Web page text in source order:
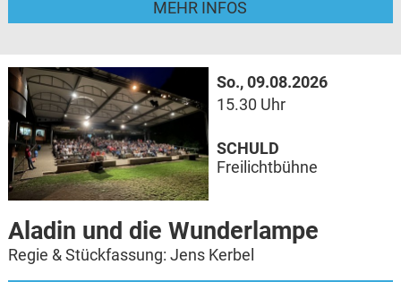
MEHR INFOS
So., 09.08.2026
15.30 Uhr
Aladin und die Wunderlampe
Regie & Stückfassung: Jens Kerbel
SCHULD
Freilichtbühne